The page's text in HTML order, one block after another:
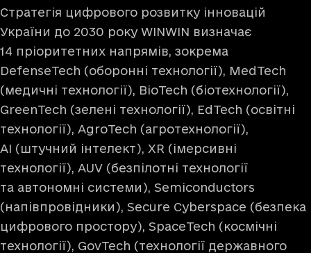
Стратегія цифрового розвитку інновацій
України до 2030 року WINWIN визначає
14 пріоритетних напрямів, зокрема
DefenseTech (оборонні технології), MedTech
(медичні технології), BioTech (біотехнології),
GreenTech (зелені технології), EdTech (освітні
технології), AgrоTech (агротехнології),
AI (штучний інтелект), XR (імерсивні
технології), AUV (безпілотні технології
та автономні системи), Semiconductors
(напівпровідники), Secure Cyberspace (безпека
цифрового простору), SpaceTech (космічні
технології), GovTech (технології державного